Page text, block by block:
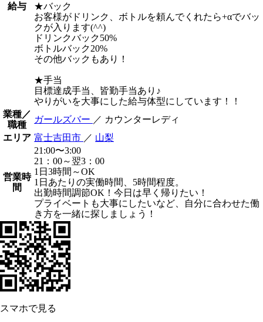
給与
★バック
お客様がドリンク、ボトルを頼んでくれたら+αでバッ
クが入ります(^^)
ドリンクバック50%
ボトルバック20%
その他バックもあり！
★手当
目標達成手当、皆勤手当あり♪
やりがいを大事にした給与体型にしています！！
業種／
職種
ガールズバー ／ カウンターレディ
エリア 富士吉田市 ／ 山梨
営業時
間
21:00〜3:00
21：00～翌3：00
1日3時間～OK
1日あたりの実働時間、5時間程度。
出勤時間調節OK！今日は早く帰りたい！
プライベートも大事にしたいなど、自分に合わせた働
き方を一緒に探しましょう！
スマホで見る